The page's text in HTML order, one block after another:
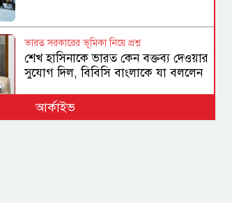
ভারত সরকারের ভূমিকা নিয়ে প্রশ্ন
শেখ হাসিনাকে ভারত কেন বক্তব্য দেওয়ার
সুযোগ দিল, বিবিসি বাংলাকে যা বললেন
মারো না কেন ওদের?
আর্কাইভ